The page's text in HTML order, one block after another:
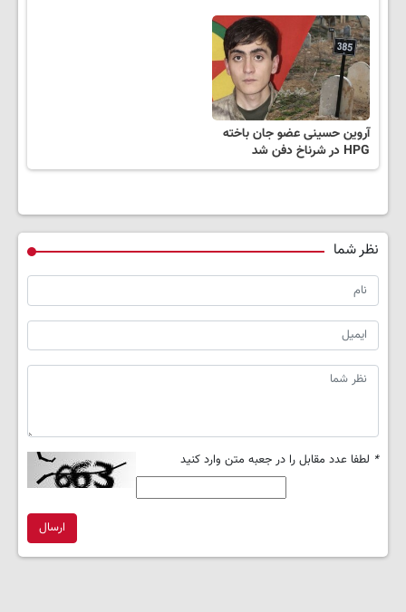
آروین حسینی عضو جان باخته
HPG در شرناخ دفن شد
نظر شما
* لطفا عدد مقابل را در جعبه متن وارد کنید
ارسال